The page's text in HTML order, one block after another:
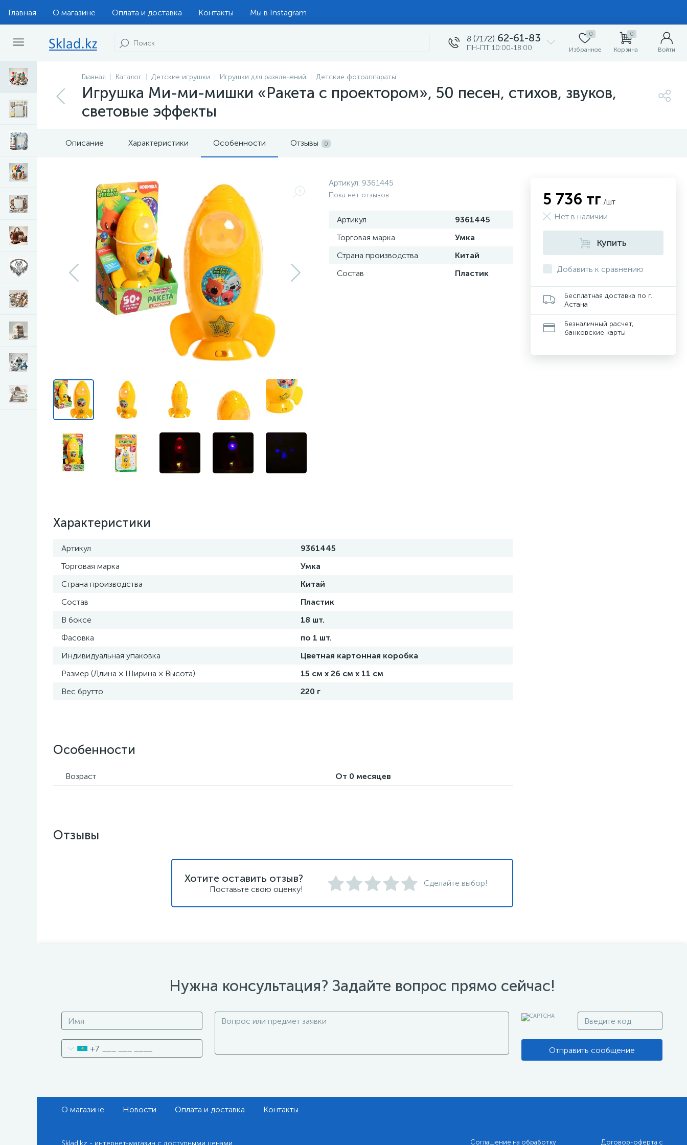
Главная О магазине Оплата и доставка Контакты Мы в Instagram
8 (7172) 62-61-83
ПН-ПТ 10:00-18:00
0
Избранное
0
Корзина Войти
Главная Каталог Детские игрушки Игрушки для развлечений Детские фотоаппараты
Игрушка Ми-ми-мишки «Ракета с проектором», 50 песен, стихов, звуков,
световые эффекты
Описание Характеристики Особенности Отзывы 0
Артикул: 9361445
Пока нет отзывов
Артикул
9361445
Торговая марка
Умка
Страна производства
Китай
Состав
Пластик
Характеристики
Артикул
9361445
Торговая марка
Умка
Страна производства
Китай
Состав
Пластик
В боксе
18 шт.
Фасовка
по 1 шт.
Индивидуальная упаковка
Цветная картонная коробка
Размер (Длина × Ширина × Высота)
15 см х 26 см х 11 см
Вес брутто
220 г
Особенности
Возраст От 0 месяцев
5 736 тг /шт
Нет в наличии
Купить
Добавить к сравнению
Бесплатная доставка по г.
Астана
Безналичный расчет,
банковские карты
Отзывы
Хотите оставить отзыв?
Поставьте свою оценку!
Сделайте выбор!
Нужна консультация? Задайте вопрос прямо сейчас!
+7 Отправить сообщение
О магазине Новости Оплата и доставка Контакты
Sklad.kz - интернет-магазин с доступными ценами Соглашение на обработку Договор-оферта с